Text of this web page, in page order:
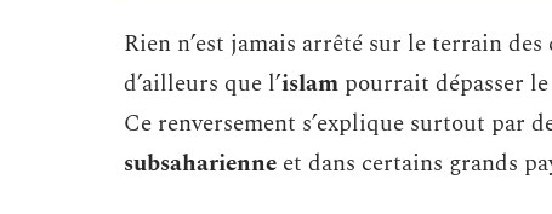
Rien n’est jamais arrêté sur le terrain
d’ailleurs que l’islam pourrait dépasser
Ce renversement s’explique surtout par
subsaharienne et dans certains grands